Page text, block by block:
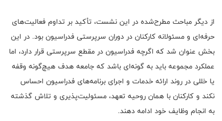
از دیگر مباحث مطرح‌شده در این نشست، تأکید بر تداوم فعالیت‌های
حرفه‌ای و مسئولانه کارکنان در دوران سرپرستی فدراسیون بود. در این
بخش عنوان شد که اگرچه فدراسیون در مقطع سرپرستی قرار دارد، اما
عملکرد مجموعه باید به گونه‌ای باشد که جامعه هدف هیچ‌گونه وقفه
یا خللی در روند ارائه خدمات و اجرای برنامه‌های فدراسیون احساس
نکند و کارکنان با همان روحیه تعهد، مسئولیت‌پذیری و تلاش گذشته
به انجام وظایف خود ادامه دهند.